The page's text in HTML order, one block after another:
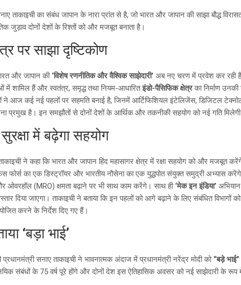
ताकाइची का संबंध जापान के नारा प्रांत से है, जो भारत और जापान की साझा बौद्ध
जुड़ाव दोनों देशों के रिश्तों को और मजबूत बनाता है।
पर साझा दृष्टिकोण
और जापान की ‘विशेष रणनीतिक और वैश्विक साझेदारी’ अब नए चरण में प्रवेश कर रही
में शामिल हैं और स्वतंत्र, समृद्ध तथा नियम-आधारितइंडो-पैसिफिक क्षेत्रका निर्माण उनकी
ने आज कई नई पहलों पर सहमति बनाई है, जिनमें आर्टिफिशियल इंटेलिजेंस, डिजिटल
प्रमुख है। इन समझौतों से दोनों देशों के आर्थिक और तकनीकी सहयोग को नई गति
में बढ़ेगा सहयोग
ने कहा कि भारत और जापान हिंद महासागर क्षेत्र में रक्षा सहयोग को और मजबूत
फोर्स का एक डिस्ट्रॉयर और भारतीय नौसेना का एक युद्धपोत संयुक्त समुद्री अभ्यास
ओवरहॉल (MRO) क्षमता बढ़ाने पर भी साथ काम करेंगे। साथ ही ‘मेक इन इंडिया’
दिया जाएगा। ताकाइची ने बताया कि इन पहलों को आगे बढ़ाने के लिए संबंधित
करने के निर्देश दिए गए हैं।
‘बड़ा भाई’
सनाए ताकाइची ने भावनात्मक अंदाज में प्रधानमंत्री नरेंद्र मोदी को “बड़े भाई”
संबंधों के 75 वर्ष पूरे होंगे और दोनों देश इस ऐतिहासिक अवसर को नई साझेदारी के रूप